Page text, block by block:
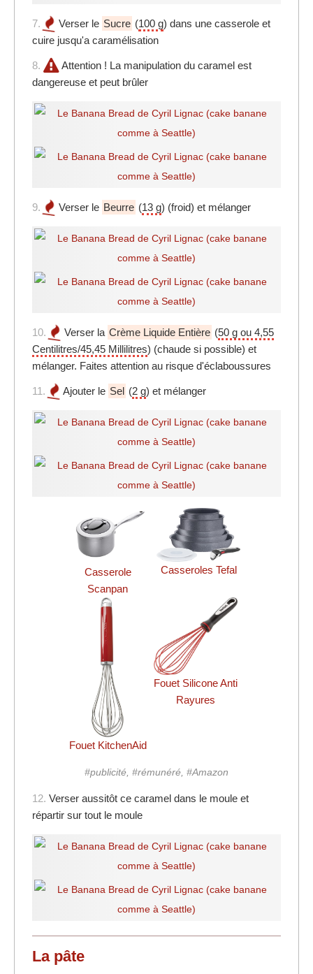
7. Verser le Sucre (100 g) dans une casserole et
cuire jusqu'a caramélisation
8.
Attention ! La manipulation du caramel est
dangereuse et peut brûler
9. Verser le Beurre (13 g) (froid) et mélanger
10. Verser la Crème Liquide Entière (50 g ou 4,55
Centilitres/45,45 Millilitres) (chaude si possible) et
mélanger. Faites attention au risque d'éclaboussures
11. Ajouter le Sel (2 g) et mélanger
Casserole
Scanpan
Casseroles Tefal
Fouet KitchenAid
Fouet Silicone Anti
Rayures
#publicité, #rémunéré, #Amazon
12. Verser aussitôt ce caramel dans le moule et
répartir sur tout le moule
La pâte